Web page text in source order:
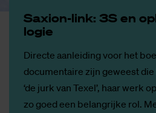
Saxi­on-link: 3S en
lo­gie
Directe aanleiding voor het
documentaire zijn geweest
‘de jurk van Texel’, haar werk
zo goed een belangrijke rol.